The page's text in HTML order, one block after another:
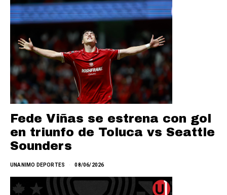
Fede Viñas se estrena con gol
en triunfo de Toluca vs Seattle
Sounders
UNANIMO DEPORTES 08/06/2026